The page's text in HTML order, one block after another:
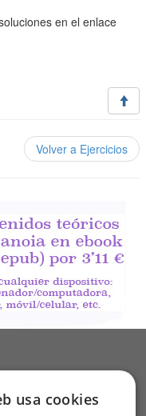
en el enlace
Volver a Ejercicios
usa cookies